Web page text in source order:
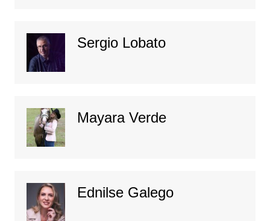
Sergio Lobato
Mayara Verde
Ednilse Galego